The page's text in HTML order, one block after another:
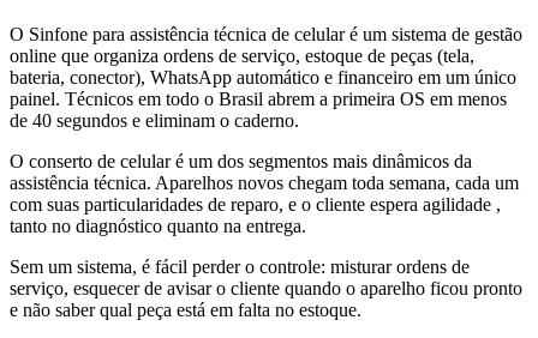
O Sinfone para assistência técnica de celular é um sistema de gestão
online que organiza ordens de serviço, estoque de peças (tela,
bateria, conector), WhatsApp automático e financeiro em um único
painel. Técnicos em todo o Brasil abrem a primeira OS em menos
de 40 segundos e eliminam o caderno.
O conserto de celular é um dos segmentos mais dinâmicos da
assistência técnica. Aparelhos novos chegam toda semana, cada um
com suas particularidades de reparo, e o cliente espera agilidade ,
tanto no diagnóstico quanto na entrega.
Sem um sistema, é fácil perder o controle: misturar ordens de
serviço, esquecer de avisar o cliente quando o aparelho ficou pronto
e não saber qual peça está em falta no estoque.